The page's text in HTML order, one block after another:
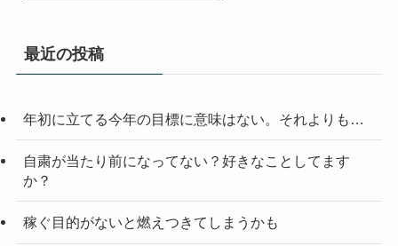
最近の投稿
年初に立てる今年の目標に意味はない。それよりも…
自粛が当たり前になってない？好きなことしてます
か？
稼ぐ目的がないと燃えつきてしまうかも